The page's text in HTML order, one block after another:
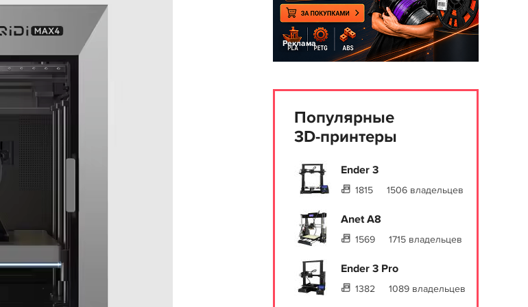
Реклама
Популярные
3D-принтеры
Ender 3
1815 1506 владельцев
Anet A8
1569 1715 владельцев
Ender 3 Pro
1382 1089 владельцев